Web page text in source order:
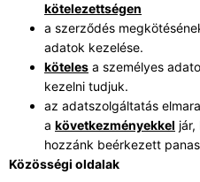
kötelezettségen
a szerződés
adatok kezelése.
köteles a személyes
kezelni tudjuk.
az adatszolgáltatás
a következményekkel
hozzánk beérkezett
Közösségi oldalak